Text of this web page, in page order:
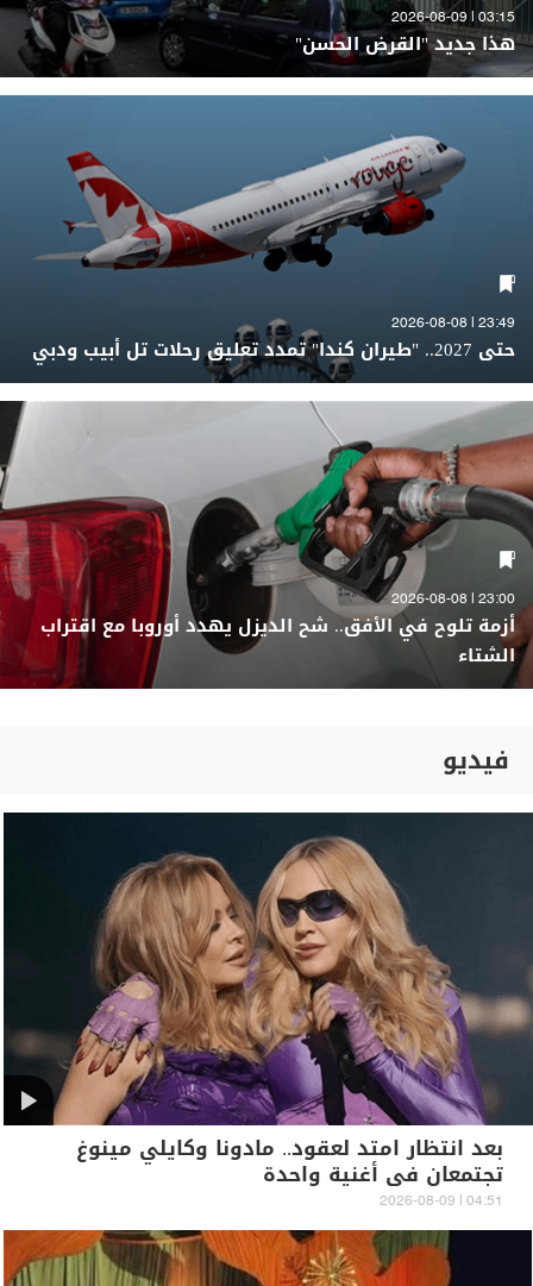
03:15 | 2026-08-09
هذا جديد "القرض الحسن"
23:49 | 2026-08-08
حتى 2027.. "طيران كندا" تمدد تعليق رحلات تل أبيب ودبي
23:00 | 2026-08-08
أزمة تلوح في الأفق.. شح الديزل يهدد أوروبا مع اقتراب
الشتاء
فيديو
بعد انتظار امتد لعقود.. مادونا وكايلي مينوغ
تجتمعان في أغنية واحدة
04:51 | 2026-08-09